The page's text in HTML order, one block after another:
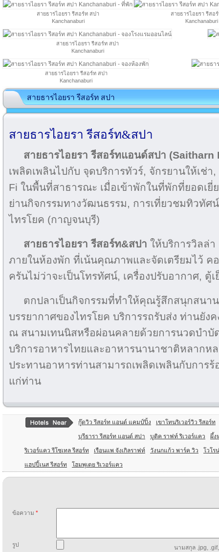
สายธารไอยรา รีสอร์ท สปา
Kanchanaburi
สายธารไอยรา รีสอ
Kanchanaburi
สายธารไอยรา รีสอร์ท สปา
Kanchanaburi
สายธารไอยรา รีสอร์ท สปา
Kanchanaburi
สายธารไอยรา รีสอร์ท สปา
สายธารไอยรา รีสอร์ท&สปา
สายธารไอยรา รีสอร์ทแอนด์สปา (Saitharn
เพลิดเพลินไปกับ จุดบริการทัวร์, จักรยานให้เช่
Fi ในพื้นที่สาธารณะ เมื่อเข้าพักในที่พักที่ยอดเยี่
ย่านกิจกรรมทางวัฒนธรรม, การเที่ยวชมทิวทัศ
ไทรโยค (กาญจนบุรี)
สายธารไอยรา รีสอร์ท&สปา ให้บริการวิลล่
ภายในห้องพัก ที่เน้นคุณภาพและจัดเตรียมไว้ ค
ครันไม่ว่าจะเป็นโทรทัศน์, เครื่องปรับอากาศ, ตู้
ตกปลาเป็นกิจกรรมที่ทำให้คุณรู้สึกสนุกสนา
บรรยากาศของไทรโยค บริการรถรับส่ง ท่านยัง
ณ สนามเทนนิสหรือผ่อนคลายด้วยการนวดบำ
บริการอาหารไทยและอาหารนานาชาติหลากห
ประทานอาหารท่านสามารถเพลิดเพลินกับการร้
แก่ท่าน
กู๊ดวิว รีสอร์ท แอนด์ แคมป์ปิ้ง เขาโทนริเวอร์วิว รีสอร์ท
บุรีธารา รีสอร์ท แอนด์ สปา บูติค ราฟท์ ริเวอร์แคว ผึ้ง
ริเวอร์แคว รีโซเทล รีสอร์ท เรือนแพ จังเกิลราฟท์ วังนกแก้ว พาร์ค วิว โวโร
แฮปปี้เนส รีสอร์ท โฮมพุเตย ริเวอร์แคว
ข้อความ *
รูป
นามสกุล .jpg,